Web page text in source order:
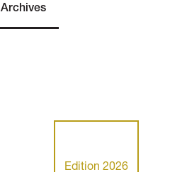
Archives
Edition 2026